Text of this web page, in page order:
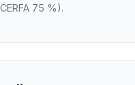
75 %).